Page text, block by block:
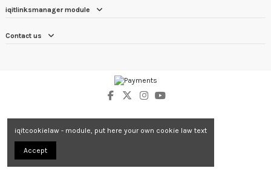
iqitlinksmanager module
Contact us
iqitcookielaw - module, put here your own cookie law text
Accept